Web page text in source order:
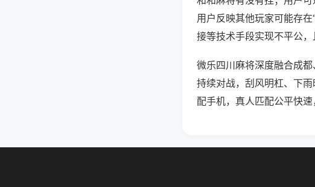
用户反映其他玩家可能存
接等技术手段实现不平公，
微乐四川麻将深度融合成
持续对战，刮风明杠、下
配手机，真人匹配公平快